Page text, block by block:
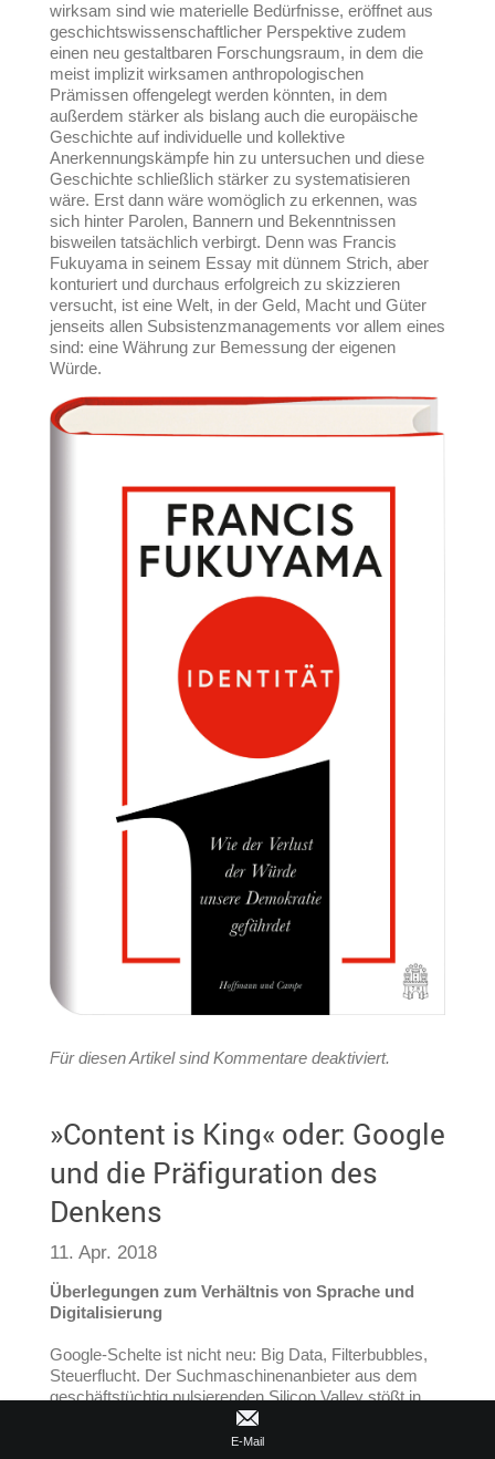
wirksam sind wie materielle Bedürfnisse, eröffnet aus
geschichtswissenschaftlicher Perspektive zudem
einen neu gestaltbaren Forschungsraum, in dem die
meist implizit wirksamen anthropologischen
Prämissen offengelegt werden könnten, in dem
außerdem stärker als bislang auch die europäische
Geschichte auf individuelle und kollektive
Anerkennungskämpfe hin zu untersuchen und diese
Geschichte schließlich stärker zu systematisieren
wäre. Erst dann wäre womöglich zu erkennen, was
sich hinter Parolen, Bannern und Bekenntnissen
bisweilen tatsächlich verbirgt. Denn was Francis
Fukuyama in seinem Essay mit dünnem Strich, aber
konturiert und durchaus erfolgreich zu skizzieren
versucht, ist eine Welt, in der Geld, Macht und Güter
jenseits allen Subsistenzmanagements vor allem eines
sind: eine Währung zur Bemessung der eigenen
Würde.
Für diesen Artikel sind Kommentare deaktiviert.
»Content is King« oder: Google
und die Präfiguration des
Denkens
11. Apr. 2018
Überlegungen zum Verhältnis von Sprache und
Digitalisierung
Google-Schelte ist nicht neu: Big Data, Filterbubbles,
Steuerflucht. Der Suchmaschinenanbieter aus dem
geschäftstüchtig pulsierenden Silicon Valley stößt in
Deutschland immer wieder auf Kritik. Aber der wenig
beschränkte Datensog und die Personalisierung von
E-Mail